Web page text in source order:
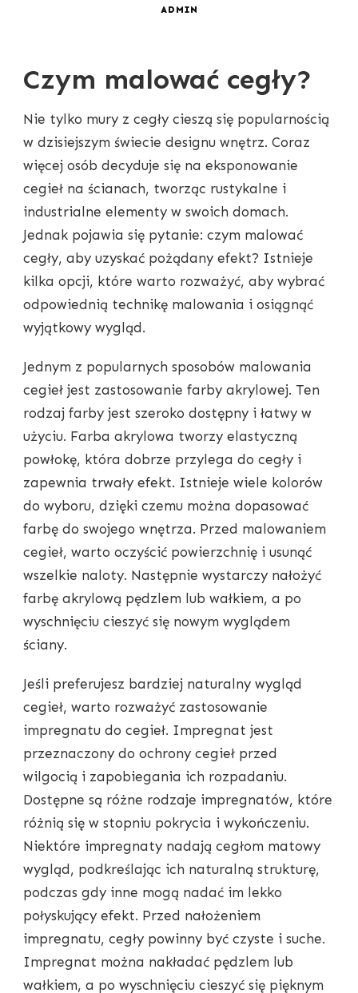
ADMIN
Czym malować cegły?
Nie tylko mury z cegły cieszą się popularnością
w dzisiejszym świecie designu wnętrz. Coraz
więcej osób decyduje się na eksponowanie
cegieł na ścianach, tworząc rustykalne i
industrialne elementy w swoich domach.
Jednak pojawia się pytanie: czym malować
cegły, aby uzyskać pożądany efekt? Istnieje
kilka opcji, które warto rozważyć, aby wybrać
odpowiednią technikę malowania i osiągnąć
wyjątkowy wygląd.
Jednym z popularnych sposobów malowania
cegieł jest zastosowanie farby akrylowej. Ten
rodzaj farby jest szeroko dostępny i łatwy w
użyciu. Farba akrylowa tworzy elastyczną
powłokę, która dobrze przylega do cegły i
zapewnia trwały efekt. Istnieje wiele kolorów
do wyboru, dzięki czemu można dopasować
farbę do swojego wnętrza. Przed malowaniem
cegieł, warto oczyścić powierzchnię i usunąć
wszelkie naloty. Następnie wystarczy nałożyć
farbę akrylową pędzlem lub wałkiem, a po
wyschnięciu cieszyć się nowym wyglądem
ściany.
Jeśli preferujesz bardziej naturalny wygląd
cegieł, warto rozważyć zastosowanie
impregnatu do cegieł. Impregnat jest
przeznaczony do ochrony cegieł przed
wilgocią i zapobiegania ich rozpadaniu.
Dostępne są różne rodzaje impregnatów, które
różnią się w stopniu pokrycia i wykończeniu.
Niektóre impregnaty nadają cegłom matowy
wygląd, podkreślając ich naturalną strukturę,
podczas gdy inne mogą nadać im lekko
połyskujący efekt. Przed nałożeniem
impregnatu, cegły powinny być czyste i suche.
Impregnat można nakładać pędzlem lub
wałkiem, a po wyschnięciu cieszyć się pięknym